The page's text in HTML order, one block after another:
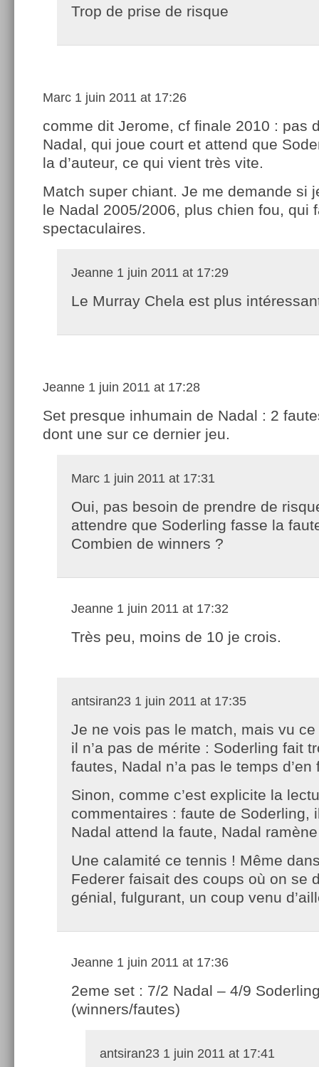
Trop de prise de risque
Marc 1 juin 2011 at 17:26
comme dit Jerome, cf finale 2010 : pas
Nadal, qui joue court et attend que
la d’auteur, ce qui vient très vite.
Match super chiant. Je me demande si
le Nadal 2005/2006, plus chien fou, qui
spectaculaires.
Jeanne 1 juin 2011 at 17:29
Le Murray Chela est plus
Jeanne 1 juin 2011 at 17:28
Set presque inhumain de Nadal : 2
dont une sur ce dernier jeu.
Marc 1 juin 2011 at 17:31
Oui, pas besoin de prendre de
attendre que Soderling fasse la
Combien de winners ?
Jeanne 1 juin 2011 at 17:32
Très peu, moins de 10 je crois.
antsiran23 1 juin 2011 at 17:35
Je ne vois pas le match, mais vu
il n’a pas de mérite : Soderling fait
fautes, Nadal n’a pas le temps d’en
Sinon, comme c’est explicite la
commentaires : faute de Soderling,
Nadal attend la faute, Nadal
Une calamité ce tennis ! Même
Federer faisait des coups où on se
génial, fulgurant, un coup venu
Jeanne 1 juin 2011 at 17:36
2eme set : 7/2 Nadal – 4/9
(winners/fautes)
antsiran23 1 juin 2011 at 17:41